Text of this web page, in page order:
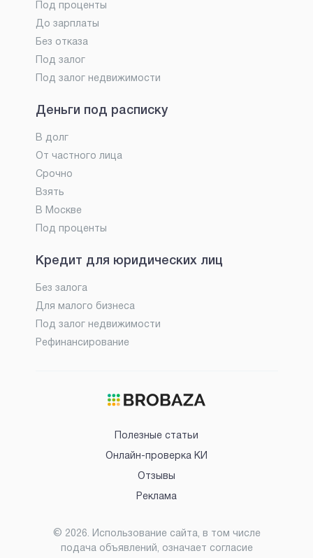
Под проценты
До зарплаты
Без отказа
Под залог
Под залог недвижимости
Деньги под расписку
В долг
От частного лица
Срочно
Взять
В Москве
Под проценты
Кредит для юридических лиц
Без залога
Для малого бизнеса
Под залог недвижимости
Рефинансирование
Полезные статьи
Онлайн-проверка КИ
Отзывы
Реклама
© 2026. Использование сайта, в том числе
подача объявлений, означает согласие